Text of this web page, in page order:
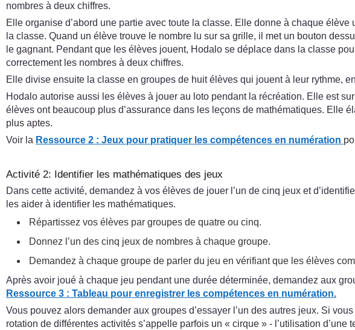
nombres à deux chiffres.
Elle organise d’abord une partie avec toute la classe. Elle donne à chaque
la classe. Quand un élève trouve le nombre lu sur sa grille, il met un bouton
le gagnant. Pendant que les élèves jouent, Hodalo se déplace dans la classe
correctement les nombres à deux chiffres.
Elle divise ensuite la classe en groupes de huit élèves qui jouent à leur rythme,
Hodalo autorise aussi les élèves à jouer au loto pendant la récréation. Elle est
élèves ont beaucoup plus d’assurance dans les leçons de mathématiques. Elle
plus aptes.
Voir la Ressource 2 : Jeux pour pratiquer les compétences en numération
Activité 2: Identifier les mathématiques des jeux
Dans cette activité, demandez à vos élèves de jouer l’un de cinq jeux et
les aider à identifier les mathématiques.
Répartissez vos élèves par groupes de quatre ou cinq.
Donnez l’un des cinq jeux de nombres à chaque groupe.
Demandez à chaque groupe de parler du jeu en vérifiant que les élèves
Après avoir joué à chaque jeu pendant une durée déterminée, demandez aux
Ressource 3 : Tableau pour enregistrer les compétences en numération.
Vous pouvez alors demander aux groupes d’essayer l’un des autres jeux. Si
rotation de différentes activités s’appelle parfois un « cirque » - l’utilisation